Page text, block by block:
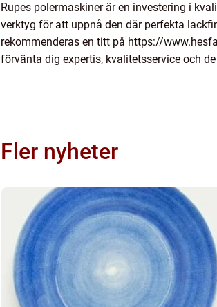
Rupes polermaskiner är en investering i
verktyg för att uppnå den där perfekta
rekommenderas en titt på https://
förvänta dig expertis, kvalitetsservice och
Fler nyheter